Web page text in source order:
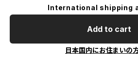
International shipping
Add to cart
日本国内にお住まいの